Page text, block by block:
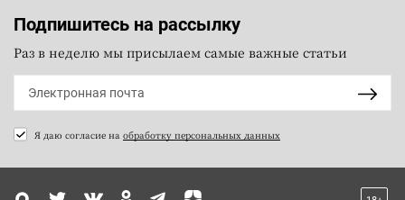
Подпишитесь на рассылку
Раз в неделю мы присылаем самые важные статьи
Я даю согласие на обработку персональных данных